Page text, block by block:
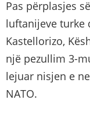
Pas përplasjes
luftanijeve turke
Kastellorizo,
një pezullim 3-
lejuar nisjen e
NATO.